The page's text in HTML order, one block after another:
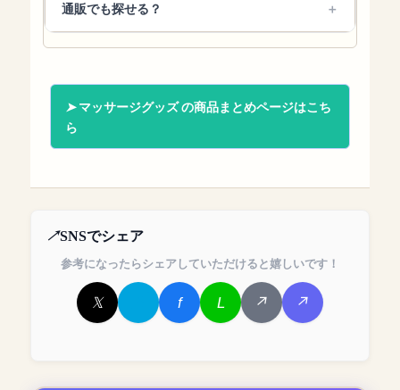
通販でも探せる？
マッサージグッズ の商品まとめページはこち
ら
SNSでシェア
参考になったらシェアしていただけると嬉しいです！